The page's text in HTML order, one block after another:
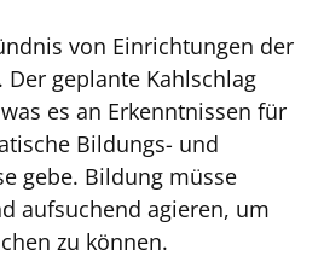
von Einrichtungen der
geplante Kahlschlag
es an Erkenntnissen für
Bildungs- und
gebe. Bildung müsse
aufsuchend agieren, um
zu können.